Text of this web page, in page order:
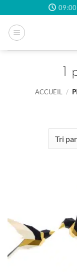
au
contenu
1
ACCUEIL /